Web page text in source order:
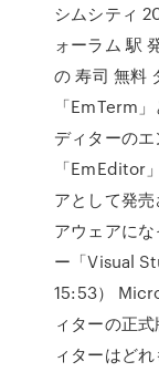
シムシティ
ォーラム 駅
の 寿司 無料
「EmTerm
ディターのエ
「EmEditor
アとして発
アウェアに
ー「Visual
15:53）
ィターの正
ィターはど